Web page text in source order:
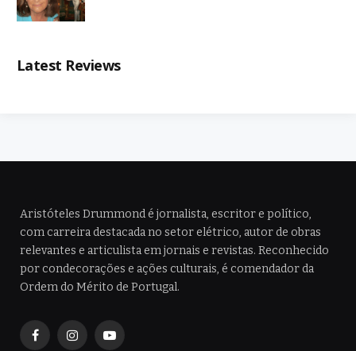
Latest Reviews
Aristóteles Drummond é jornalista, escritor e político,
com carreira destacada no setor elétrico, autor de obras
relevantes e articulista em jornais e revistas. Reconhecido
por condecorações e ações culturais, é comendador da
Ordem do Mérito de Portugal.
FacebookInstagramYouTube